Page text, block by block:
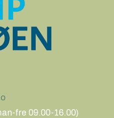
fre 09.00-16.00)